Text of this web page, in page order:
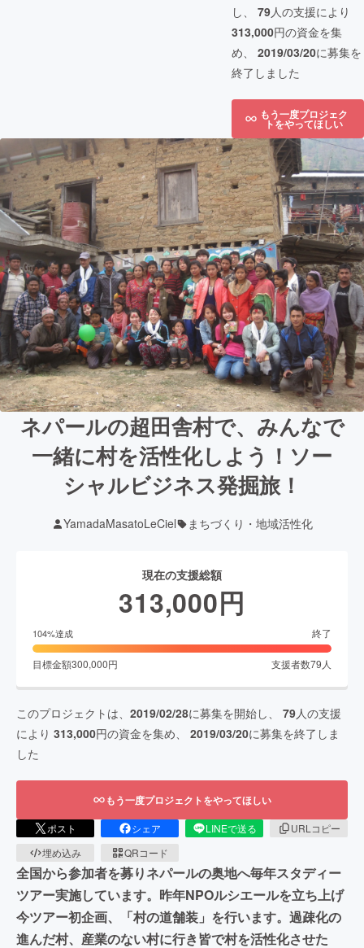
し、 79人の支援により
313,000円の資金を集
め、 2019/03/20に募集を
終了しました
もう一度プロジェク
トをやってほしい
ネパールの超田舎村で、みんなで
一緒に村を活性化しよう！ソー
シャルビジネス発掘旅！
YamadaMasatoLeCiel まちづくり・地域活性化
現在の支援総額
313,000円
104%達成 終了
目標金額300,000円 支援者数79 人
このプロジェクトは、 2019/02/28に募集を開始し、 79人の支援
により 313,000円の資金を集め、 2019/03/20に募集を終了しま
した
もう一度プロジェクトをやってほしい
ポスト シェア LINEで送る
URLコピー
埋め込み
QRコード
全国から参加者を募りネパールの奥地へ毎年スタディー
ツアー実施しています。昨年NPOルシエールを立ち上げ
今ツアー初企画、「村の道舗装」を行います。過疎化の
進んだ村、産業のない村に行き皆で村を活性化させた